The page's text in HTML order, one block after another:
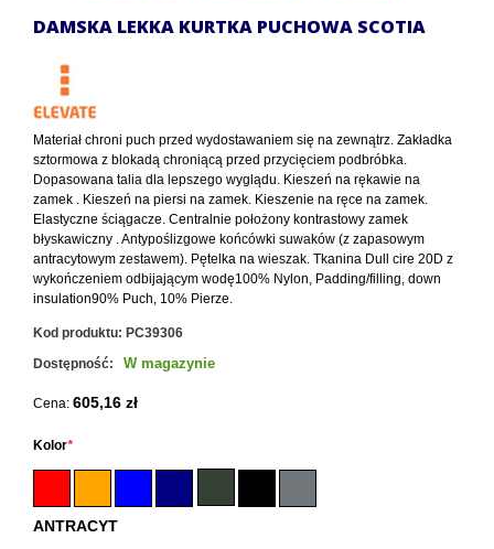
DAMSKA LEKKA KURTKA PUCHOWA SCOTIA
Materiał chroni puch przed wydostawaniem się na zewnątrz. Zakładka
sztormowa z blokadą chroniącą przed przycięciem podbróbka.
Dopasowana talia dla lepszego wyglądu. Kieszeń na rękawie na
zamek . Kieszeń na piersi na zamek. Kieszenie na ręce na zamek.
Elastyczne ściągacze. Centralnie położony kontrastowy zamek
błyskawiczny . Antypoślizgowe końcówki suwaków (z zapasowym
antracytowym zestawem). Pętelka na wieszak. Tkanina Dull cire 20D z
wykończeniem odbijającym wodę100% Nylon, Padding/filling, down
insulation90% Puch, 10% Pierze.
Kod produktu: PC39306
Dostępność:
W magazynie
Cena: 605,16 zł
*
Kolor
ANTRACYT